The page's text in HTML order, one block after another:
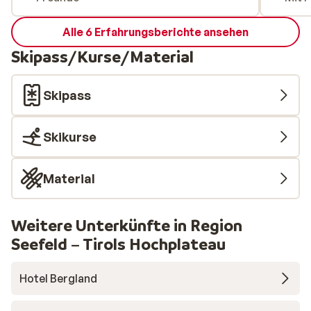
Alle 6 Erfahrungsberichte ansehen
Skipass/Kurse/Material
Skipass
Skikurse
Material
Weitere Unterkünfte in Region
Seefeld – Tirols Hochplateau
Hotel Bergland